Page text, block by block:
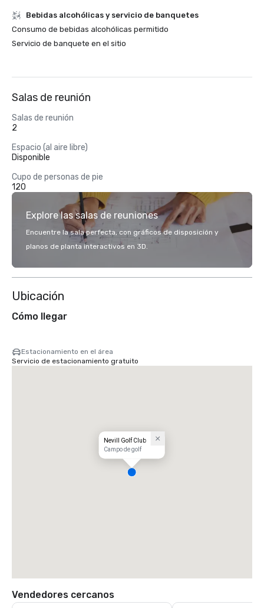
Bebidas alcohólicas y servicio de banquetes
Consumo de bebidas alcohólicas permitido
Servicio de banquete en el sitio
Salas de reunión
Salas de reunión
2
Espacio (al aire libre)
Disponible
Cupo de personas de pie
120
Explore las salas de reuniones
Encuentre la sala perfecta, con gráficos de disposición y
planos de planta interactivos en 3D.
Ubicación
Cómo llegar
Estacionamiento en el área
Servicio de estacionamiento gratuito
Nevill Golf Club
Campo de golf
Vendedores cercanos